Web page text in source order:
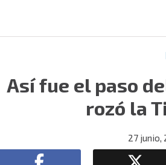
Así fue el paso
rozó la
27 junio,